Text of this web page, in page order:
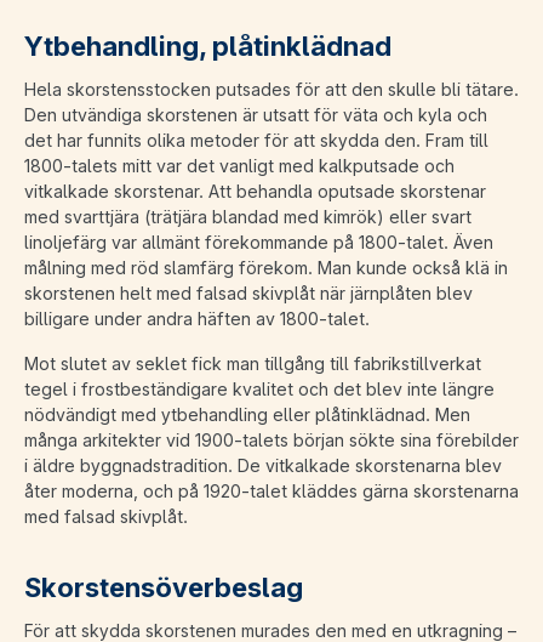
Ytbehandling, plåtinklädnad
Hela skorstensstocken putsades för att den skulle bli tätare.
Den utvändiga skorstenen är utsatt för väta och kyla och
det har funnits olika metoder för att skydda den. Fram till
1800-talets mitt var det vanligt med kalkputsade och
vitkalkade skorstenar. Att behandla oputsade skorstenar
med svarttjära (trätjära blandad med kimrök) eller svart
linoljefärg var allmänt förekommande på 1800-talet. Även
målning med röd slamfärg förekom. Man kunde också klä in
skorstenen helt med falsad skivplåt när järnplåten blev
billigare under andra häften av 1800-talet.
Mot slutet av seklet fick man tillgång till fabrikstillverkat
tegel i frostbeständigare kvalitet och det blev inte längre
nödvändigt med ytbehandling eller plåtinklädnad. Men
många arkitekter vid 1900-talets början sökte sina förebilder
i äldre byggnadstradition. De vitkalkade skorstenarna blev
åter moderna, och på 1920-talet kläddes gärna skorstenarna
med falsad skivplåt.
Skorstensöverbeslag
För att skydda skorstenen murades den med en utkragning –